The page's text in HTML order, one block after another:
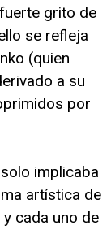
grito de
se refleja
(quien
a su
por
implicaba
artística de
cada uno de